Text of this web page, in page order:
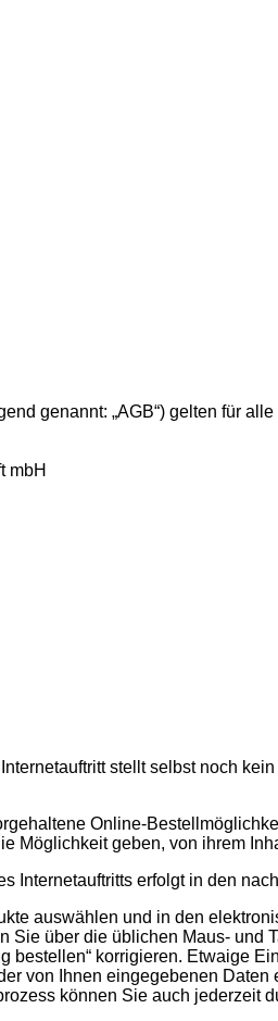
genannt: „AGB“) gelten für
mbH
stellt selbst noch
Online-
Möglichkeit geben, von ihrem
Internetauftritts erfolgt in den
auswählen und in den
über die üblichen Maus- und
korrigieren. Etwaige
von Ihnen eingegebenen
können Sie auch